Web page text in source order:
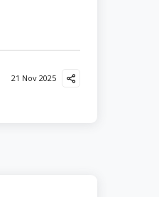
21 Nov 2025